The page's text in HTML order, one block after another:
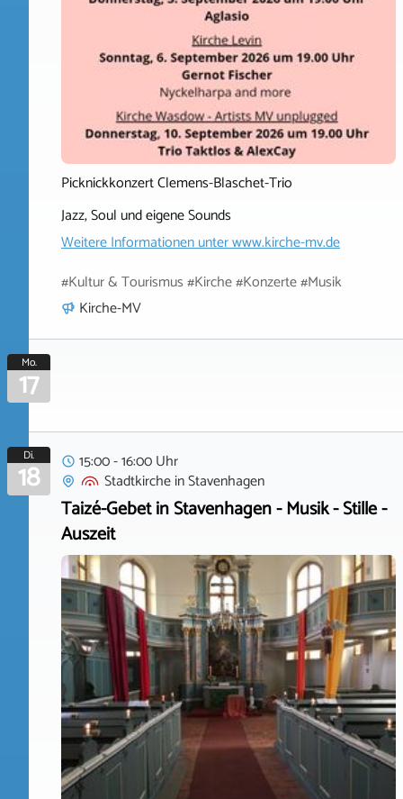
Picknickkonzert Clemens-Blaschet-Trio
Jazz, Soul und eigene Sounds
Weitere Informationen unterwww.kirche-mv.de
#Kultur & Tourismus #Kirche #Konzerte #Musik
Kirche-MV
Mo.
17
Di.
18
15:00 - 16:00 Uhr
StadtkircheinStavenhagen
Taizé-Gebet in Stavenhagen - Musik - Stille -
Auszeit